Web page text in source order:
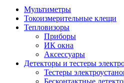
Мультиметры
Токоизмерительные клещи
Тепловизоры
Приборы
ИК окна
Аксессуары
Детекторы и тестеры
Тестеры
Бесконтактные